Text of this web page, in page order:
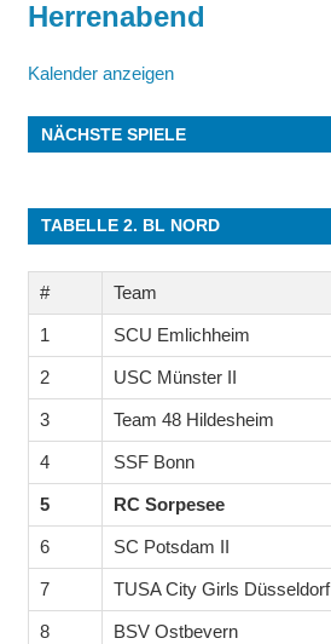
Herrenabend
Kalender anzeigen
NÄCHSTE SPIELE
TABELLE 2. BL NORD
# Team
1 SCU Emlichheim
2 USC Münster II
3 Team 48 Hildesheim
4 SSF Bonn
5 RC Sorpesee
6 SC Potsdam II
7 TUSA City Girls Düsseldorf
8 BSV Ostbevern